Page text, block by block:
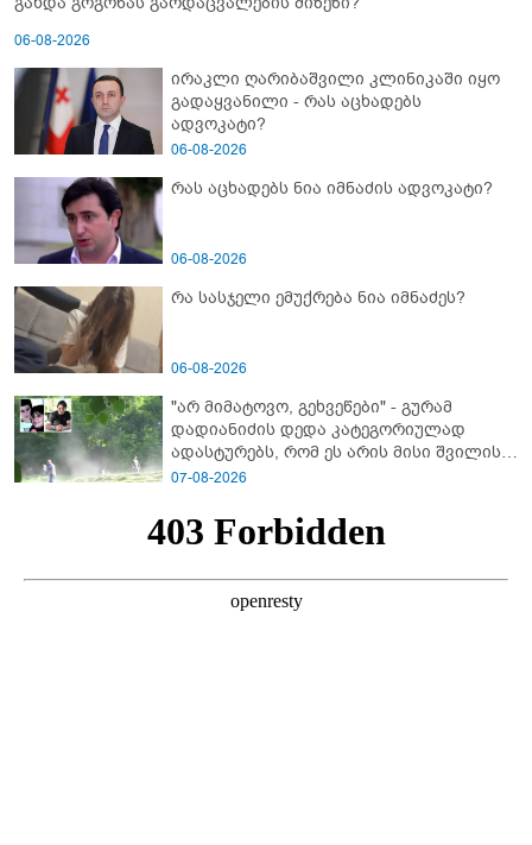
06-08-2026
ირაკლი ღარიბაშვილი კლინიკაში იყო
გადაყვანილი - რას აცხადებს
ადვოკატი?
06-08-2026
რას აცხადებს ნია იმნაძის ადვოკატი?
06-08-2026
რა სასჯელი ემუქრება ნია იმნაძეს?
06-08-2026
"არ მიმატოვო, გეხვეწები" - გუ­რა­მ
დადიანიძის დედა კა­ტე­გო­რი­უ­ლად
ადას­ტუ­რებს, რომ ეს არის მისი შვი­ლის
ხმა
07-08-2026